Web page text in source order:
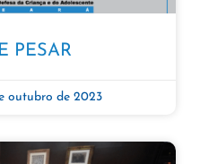
PESAR
outubro de 2023